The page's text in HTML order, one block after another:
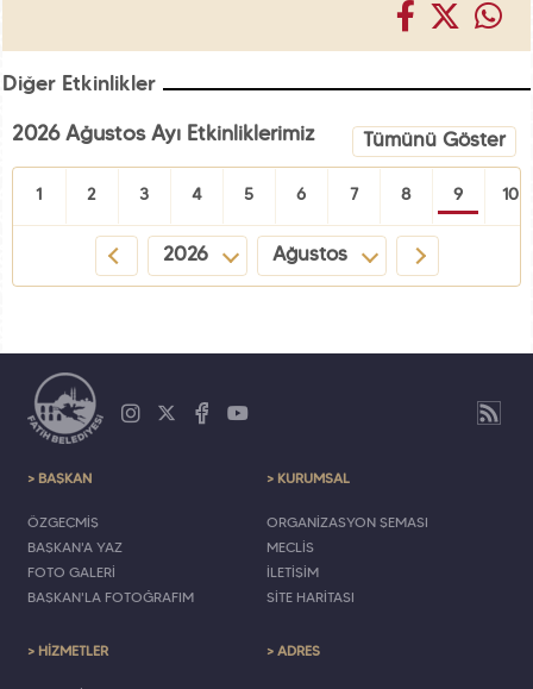
Diğer Etkinlikler
2026 Ağustos Ayı Etkinliklerimiz Tümünü Göster
1 2 3 4 5 6 7 8 9 10
2026 Ağustos
> BAŞKAN
ÖZGEÇMİŞ
BAŞKAN'A YAZ
FOTO GALERİ
BAŞKAN'LA FOTOĞRAFIM
> KURUMSAL
ORGANİZASYON ŞEMASI
MECLİS
İLETİŞİM
SİTE HARİTASI
> HİZMETLER > ADRES